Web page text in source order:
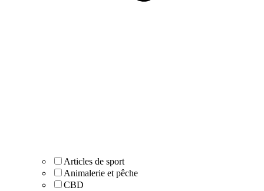
Articles de sport
Animalerie et pêche
CBD